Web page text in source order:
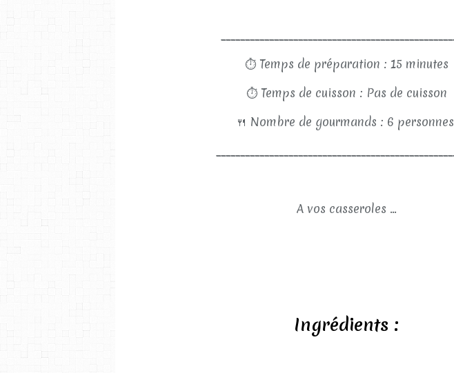
⏱ Temps de préparation : 15 minutes
⏱ Temps de cuisson : Pas de cuisson
🍴 Nombre de gourmands : 6 personnes
A vos casseroles ...
Ingrédients :